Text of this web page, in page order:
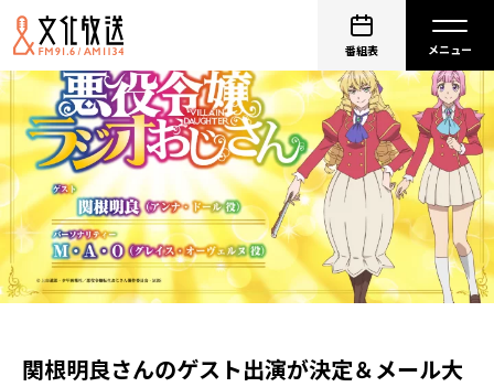
番組表
関根明良さんのゲスト出演が決定＆メール大